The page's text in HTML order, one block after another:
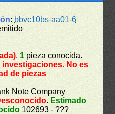
: bbvc10bs-aa01-6
. 1 pieza conocida.
No es
de piezas
Note Company
. Estimado
102693 - ???